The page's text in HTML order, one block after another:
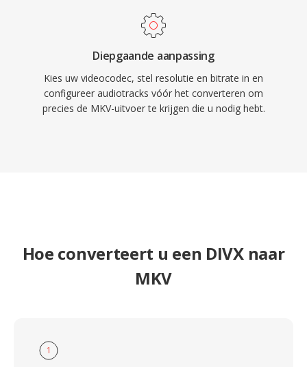
Diepgaande aanpassing
Kies uw videocodec, stel resolutie en bitrate in en
configureer audiotracks vóór het converteren om
precies de MKV-uitvoer te krijgen die u nodig hebt.
Hoe converteert u een DIVX naar
MKV
1